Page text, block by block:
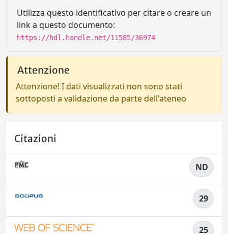
Utilizza questo identificativo per citare o creare un
link a questo documento:
https://hdl.handle.net/11585/36974
Attenzione
Attenzione! I dati visualizzati non sono stati
sottoposti a validazione da parte dell'ateneo
Citazioni
ND
29
25